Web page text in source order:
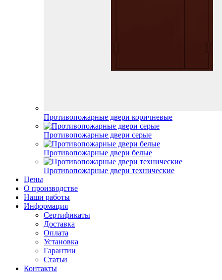
Противопожарные двери коричневые
Противопожарные двери серые
Противопожарные двери белые
Противопожарные двери технические
Цены
О производстве
Наши работы
Информация
Сертификаты
Доставка
Оплата
Установка
Гарантии
Статьи
Контакты